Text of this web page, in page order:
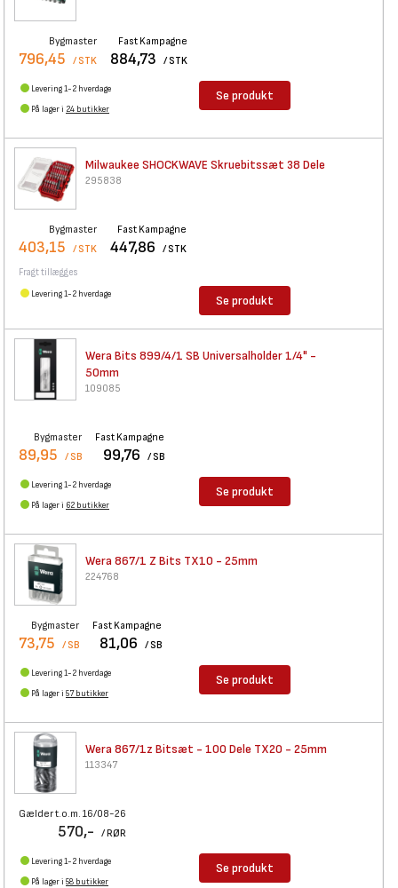
Bygmaster
796,45 / STK
Fast Kampagne
884,73 / STK
Levering 1-2 hverdage
På lager i 24 butikker
Se produkt
Milwaukee SHOCKWAVE Skruebitssæt 38 Dele
295838
Bygmaster
403,15 / STK
Fast Kampagne
447,86 / STK
Fragt tillægges
Levering 1-2 hverdage Se produkt
Wera Bits 899/4/1 SB Universalholder 1/4" -
50mm
109085
Bygmaster
89,95 / SB
Fast Kampagne
99,76 / SB
Levering 1-2 hverdage
På lager i 62 butikker
Se produkt
Wera 867/1 Z Bits TX10 - 25mm
224768
Bygmaster
73,75 / SB
Fast Kampagne
81,06 / SB
Levering 1-2 hverdage
På lager i 57 butikker
Se produkt
Wera 867/1z Bitsæt - 100 Dele TX20 - 25mm
113347
Gælder t.o.m. 16/08-26
570,- / RØR
Levering 1-2 hverdage
På lager i 58 butikker
Se produkt